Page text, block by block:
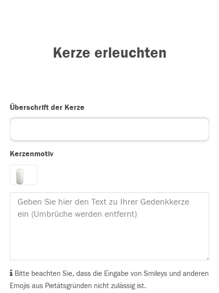
Kerze erleuchten
Überschrift der Kerze
Kerzenmotiv
Bitte beachten Sie, dass die Eingabe von Smileys und anderen
Emojis aus Pietätsgründen nicht zulässig ist.